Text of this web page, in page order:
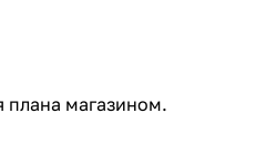
плана магазином.